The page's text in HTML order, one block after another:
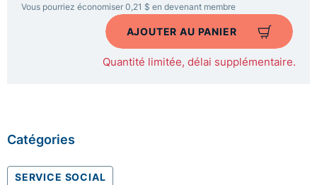
Vous pourriez économiser 0,21 $ en devenant membre
AJOUTER AU PANIER
Quantité limitée, délai supplémentaire.
Catégories
SERVICE SOCIAL